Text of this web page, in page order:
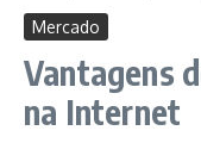
Mercado
Vantagens
na Internet